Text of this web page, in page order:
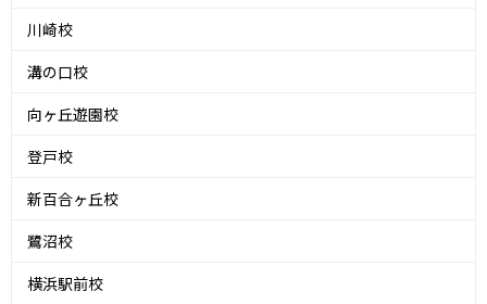
川崎校
溝の口校
向ヶ丘遊園校
登戸校
新百合ヶ丘校
鷺沼校
横浜駅前校